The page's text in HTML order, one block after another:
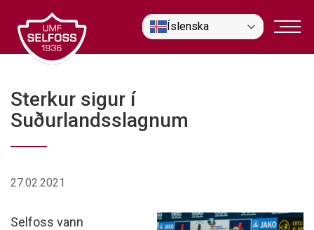
efni
Íslenska
Sterkur sigur í
Suðurlandsslagnum
27.02.2021
Selfoss vann